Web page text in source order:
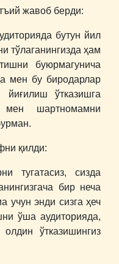
жавоб берди:
бутун йил
тўлаганингизда ҳам
буюрмагунича
мен бу биродарлар
ўтказишга
шартномамни
қилди:
тугатасиз, сизда
бир неча
учун энди сизга ҳеч
ўша аудиторияда,
ўтказишингиз